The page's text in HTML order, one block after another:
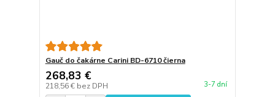
Gauč do čakárne Carini BD-6710 čierna
268,83 €
218,56 € bez DPH 3-7 dní